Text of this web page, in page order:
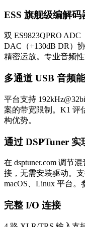
ESS 旗舰级编解码
双 ES9823QPRO ADC
DAC（+130dB DR）
精密运放。专业音频
多通道 USB 音频
平台支持
案的带宽限制。K1 评
构优势。
通过 DSPTuner 实
在 dsptuner.com 调节
接，无需安装驱动。支
macOS、Linux 平台。
完整 I/O 连接